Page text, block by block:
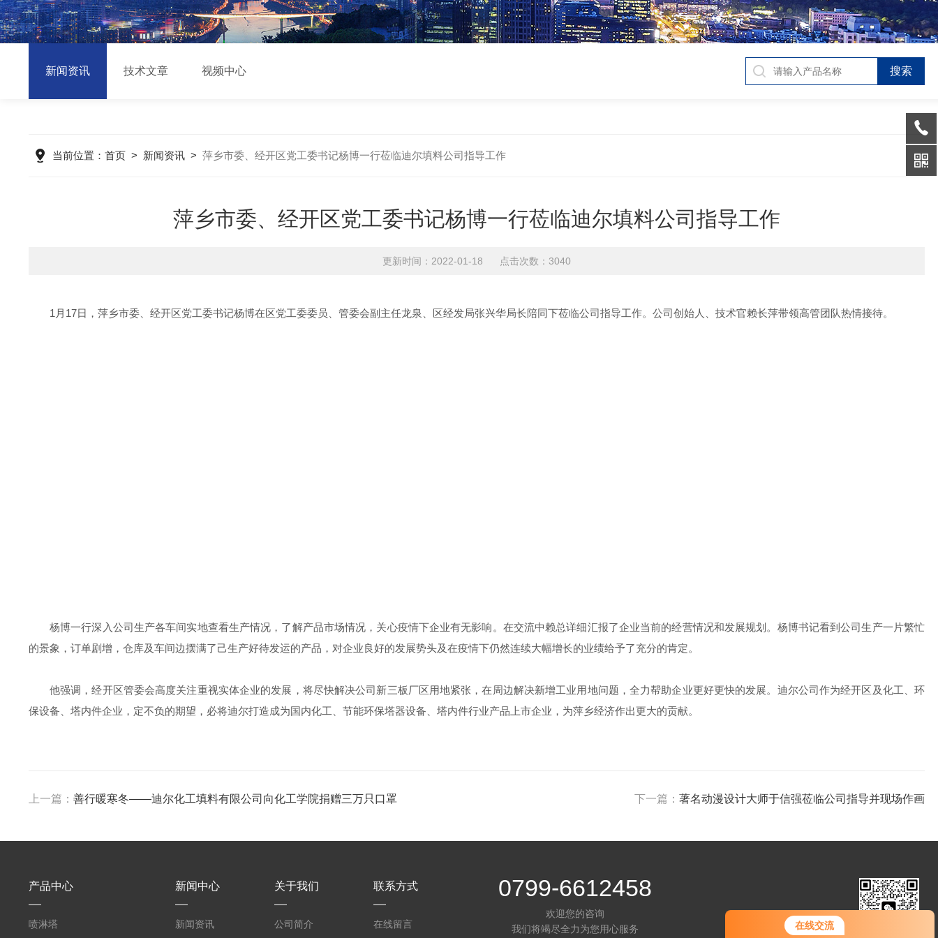
在线交流
您好！欢迎前来咨询，很高兴为您
服务，请问您要咨询什么问题呢？
新闻资讯 技术文章 视频中心
当前位置： 首页> 新闻资讯> 萍乡市委、经开区党工委书记杨博一行莅临迪尔填料公司指导工作
萍乡市委、经开区党工委书记杨博一行莅临迪尔填料公司指导工作
更新时间：2022-01-18 点击次数：3040
1月17日，萍乡市委、经开区党工委书记杨博在区党工委委员、管委会副主任龙泉、区经发局张兴华局长陪同下莅临公司指导工作。公司创始人、技术官赖长萍带领高管团队热情接待。
杨博一行深入公司生产各车间实地查看生产情况，了解产品市场情况，关心疫情下企业有无影响。在交流中赖总详细汇报了企业当前的经营情况和发展规划。杨博书记看到公司生产一片繁忙
的景象，订单剧增，仓库及车间边摆满了己生产好待发运的产品，对企业良好的发展势头及在疫情下仍然连续大幅增长的业绩给予了充分的肯定。
他强调，经开区管委会高度关注重视实体企业的发展，将尽快解决公司新三板厂区用地紧张，在周边解决新增工业用地问题，全力帮助企业更好更快的发展。迪尔公司作为经开区及化工、环
保设备、塔内件企业，定不负的期望，必将迪尔打造成为国内化工、节能环保塔器设备、塔内件行业产品上市企业，为萍乡经济作出更大的贡献。
上一篇： 善行暖寒冬——迪尔化工填料有限公司向化工学院捐赠三万只口罩 下一篇：著名动漫设计大师于信强莅临公司指导并现场作画
产品中心
喷淋塔
新闻中心
新闻资讯
关于我们
公司简介
联系方式
在线留言
0799-6612458
欢迎您的咨询
我们将竭尽全力为您用心服务